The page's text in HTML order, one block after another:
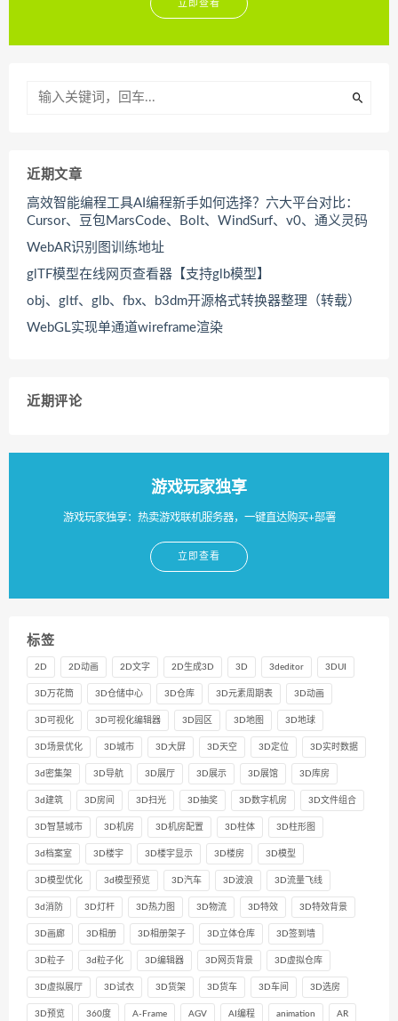
立即查看
近期文章
高效智能编程工具AI编程新手如何选择？六大平台对比：
Cursor、豆包MarsCode、Bolt、WindSurf、v0、通义灵码
WebAR识别图训练地址
glTF模型在线网页查看器【支持glb模型】
obj、gltf、glb、fbx、b3dm开源格式转换器整理（转载）
WebGL实现单通道wireframe渲染
近期评论
游戏玩家独享
游戏玩家独享：热卖游戏联机服务器，一键直达购买+部署
立即查看
标签
2D 2D动画 2D文字 2D生成3D 3D 3deditor 3DUI
3D万花筒 3D仓储中心 3D仓库 3D元素周期表 3D动画
3D可视化 3D可视化编辑器 3D园区 3D地图 3D地球
3D场景优化 3D城市 3D大屏 3D天空 3D定位 3D实时数据
3d密集架 3D导航 3D展厅 3D展示 3D展馆 3D库房
3d建筑 3D房间 3D扫光 3D抽奖 3D数字机房 3D文件组合
3D智慧城市 3D机房 3D机房配置 3D柱体 3D柱形图
3d档案室 3D楼宇 3D楼宇显示 3D楼房 3D模型
3D模型优化 3d模型预览 3D汽车 3D波浪 3D流量飞线
3d消防 3D灯杆 3D热力图 3D物流 3D特效 3D特效背景
3D画廊 3D相册 3D相册架子 3D立体仓库 3D签到墙
3D粒子 3d粒子化 3D编辑器 3D网页背景 3D虚拟仓库
3D虚拟展厅 3D试衣 3D货架 3D货车 3D车间 3D选房
3D预览 360度 A-Frame AGV AI编程 animation AR